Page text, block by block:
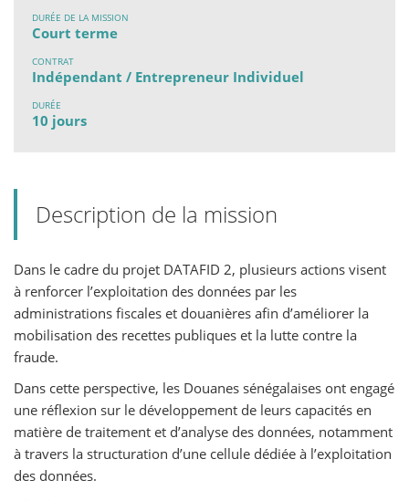
DURÉE DE LA MISSION
Court terme
CONTRAT
Indépendant / Entrepreneur Individuel
DURÉE
10 jours
Description de la mission
Dans le cadre du projet DATAFID 2, plusieurs actions visent
à renforcer l’exploitation des données par les
administrations fiscales et douanières afin d’améliorer la
mobilisation des recettes publiques et la lutte contre la
fraude.
Dans cette perspective, les Douanes sénégalaises ont engagé
une réflexion sur le développement de leurs capacités en
matière de traitement et d’analyse des données, notamment
à travers la structuration d’une cellule dédiée à l’exploitation
des données.